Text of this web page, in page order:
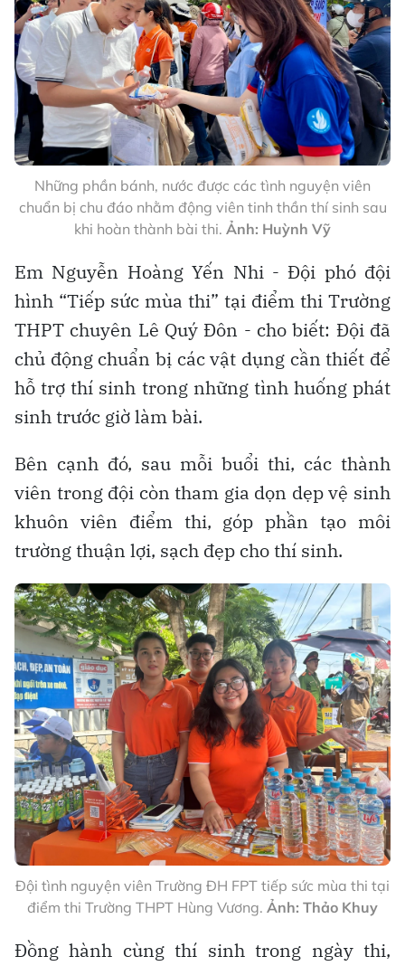
Những phần bánh, nước được các tình nguyện viên
chuẩn bị chu đáo nhằm động viên tinh thần thí sinh sau
khi hoàn thành bài thi. Ảnh: Huỳnh Vỹ
Em Nguyễn Hoàng Yến Nhi - Đội phó đội
hình “Tiếp sức mùa thi” tại điểm thi Trường
THPT chuyên Lê Quý Đôn - cho biết: Đội đã
chủ động chuẩn bị các vật dụng cần thiết để
hỗ trợ thí sinh trong những tình huống phát
sinh trước giờ làm bài.
Bên cạnh đó, sau mỗi buổi thi, các thành
viên trong đội còn tham gia dọn dẹp vệ sinh
khuôn viên điểm thi, góp phần tạo môi
trường thuận lợi, sạch đẹp cho thí sinh.
Đội tình nguyện viên Trường ĐH FPT tiếp sức mùa thi tại
điểm thi Trường THPT Hùng Vương. Ảnh: Thảo Khuy
Đồng hành cùng thí sinh trong ngày thi,